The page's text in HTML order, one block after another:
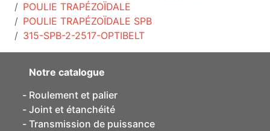
POULIE TRAPÉZOÏDALE
POULIE TRAPÉZOÏDALE SPB
315-SPB-2-2517-OPTIBELT
Notre catalogue
Roulement et palier
Joint et étanchéité
Transmission de puissance